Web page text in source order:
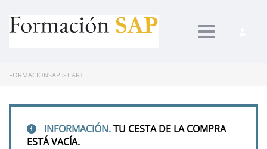
Toggle
FORMACIONSAP > CART
INFORMACIÓN.TU CESTA DE LA COMPRA
ESTÁ VACÍA.